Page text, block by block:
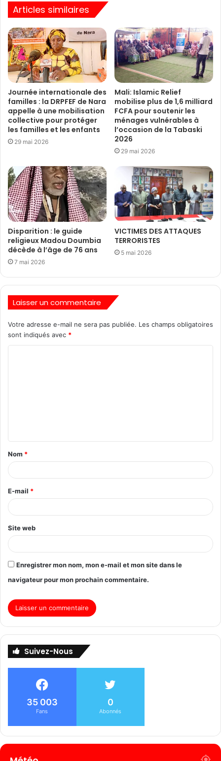
Articles similaires
Journée internationale des
familles : la DRPFEF de Nara
appelle à une mobilisation
collective pour protéger
les familles et les enfants
29 mai 2026
Mali: Islamic Relief
mobilise plus de 1,6 milliard
FCFA pour soutenir les
ménages vulnérables à
l’occasion de la Tabaski
2026
29 mai 2026
Disparition : le guide
religieux Madou Doumbia
décède à l’âge de 76 ans
7 mai 2026
VICTIMES DES ATTAQUES
TERRORISTES
5 mai 2026
Laisser un commentaire
Votre adresse e-mail ne sera pas publiée. Les champs obligatoires
sont indiqués avec *
Nom *
E-mail *
Site web
Enregistrer mon nom, mon e-mail et mon site dans le
navigateur pour mon prochain commentaire.
Suivez-Nous
35 003
Fans
0
Abonnés